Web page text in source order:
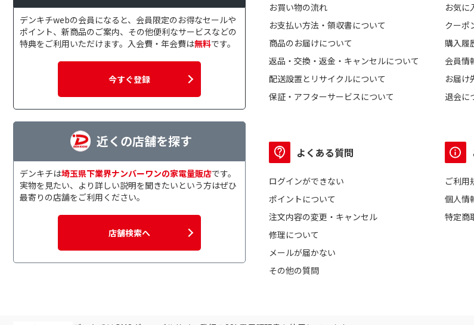
デンキチwebの会員になると、会員限定のお得なセールや
ポイント、新商品のご案内、その他便利なサービスなどの
特典をご利用いただけます。入会費・年会費は無料です。
今すぐ登録
近くの店舗を探す
デンキチは埼玉県下業界ナンバーワンの家電量販店です。
実物を見たい、より詳しい説明を聞きたいという方はぜひ
最寄りの店舗をご利用ください。
店舗検索へ
お買い物の流れ
お支払い方法・領収書について
商品のお届けについて
返品・交換・返金・キャンセルについて
配送設置とリサイクルについて
保証・アフターサービスについて
お気に
クーポ
購入履
会員情
お届け
退会に
よくある質問
ログインができない
ポイントについて
注文内容の変更・キャンセル
修理について
メールが届かない
その他の質問
ご利用
個人情
特定商